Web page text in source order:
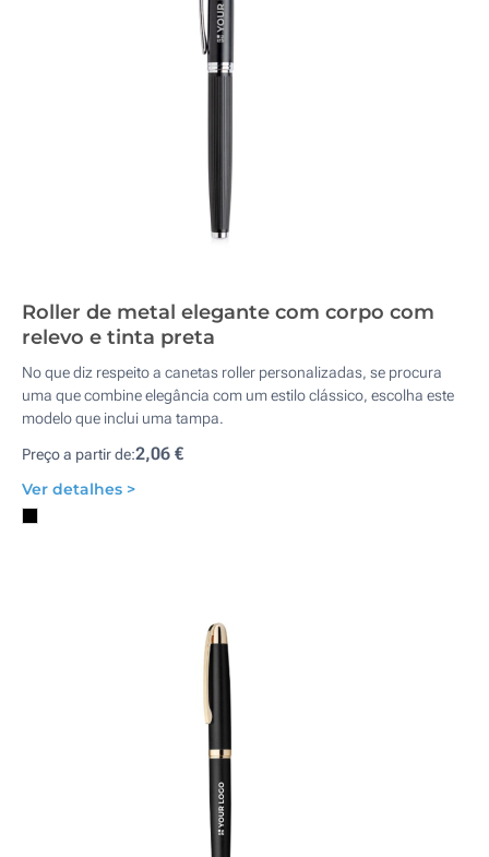
Roller de metal elegante com corpo com
relevo e tinta preta
No que diz respeito a canetas roller personalizadas, se procura
uma que combine elegância com um estilo clássico, escolha este
modelo que inclui uma tampa.
Preço a partir de:2,06 €
Ver detalhes >